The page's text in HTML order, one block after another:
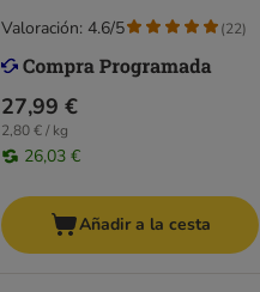
27,99 €
2,80 € / kg
26,03 €
Valoración: 4.6/5 (22)
Añadir a la cesta